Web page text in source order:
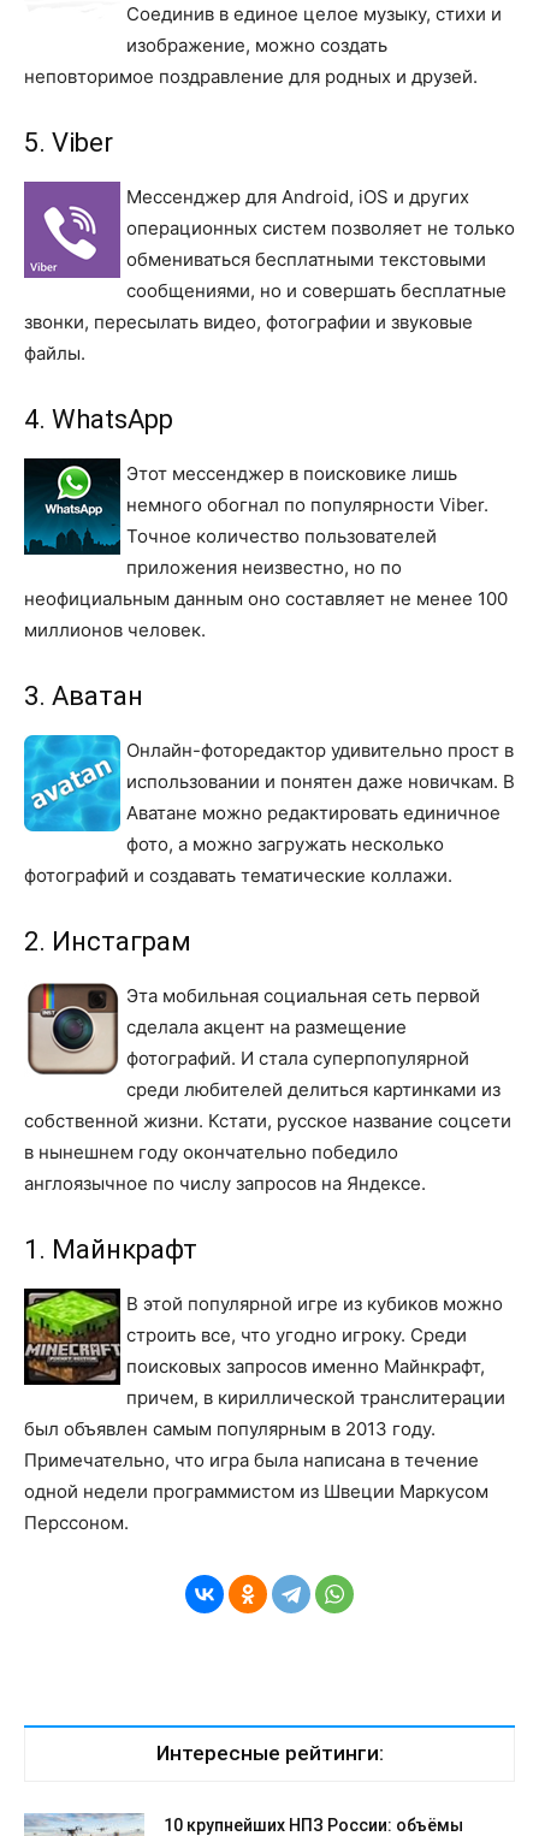
Соединив в единое целое музыку, стихи и
изображение, можно создать
неповторимое поздравление для родных и друзей.
5. Viber
Мессенджер для Android, iOS и других
операционных систем позволяет не только
обмениваться бесплатными текстовыми
сообщениями, но и совершать бесплатные
звонки, пересылать видео, фотографии и звуковые
файлы.
4. WhatsApp
Этот мессенджер в поисковике лишь
немного обогнал по популярности Viber.
Точное количество пользователей
приложения неизвестно, но по
неофициальным данным оно составляет не менее 100
миллионов человек.
3. Аватан
Онлайн-фоторедактор удивительно прост в
использовании и понятен даже новичкам. В
Аватане можно редактировать единичное
фото, а можно загружать несколько
фотографий и создавать тематические коллажи.
2. Инстаграм
Эта мобильная социальная сеть первой
сделала акцент на размещение
фотографий. И стала суперпопулярной
среди любителей делиться картинками из
собственной жизни. Кстати, русское название соцсети
в нынешнем году окончательно победило
англоязычное по числу запросов на Яндексе.
1. Майнкрафт
В этой популярной игре из кубиков можно
строить все, что угодно игроку. Среди
поисковых запросов именно Майнкрафт,
причем, в кириллической транслитерации
был объявлен самым популярным в 2013 году.
Примечательно, что игра была написана в течение
одной недели программистом из Швеции Маркусом
Перссоном.
Интересные рейтинги:
10 крупнейших НПЗ России: объёмы